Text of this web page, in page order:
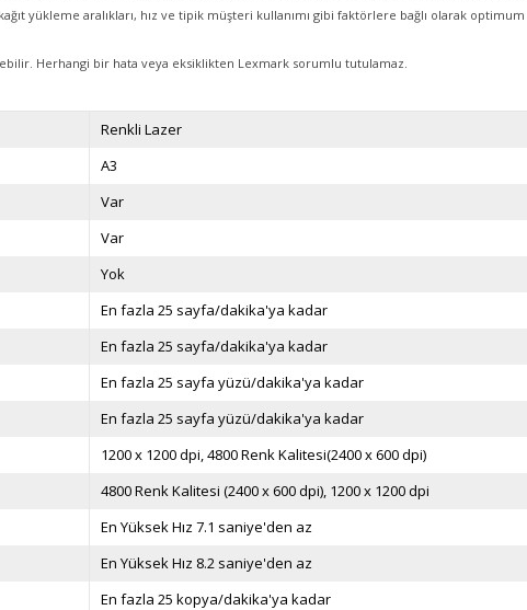
yükleme aralıkları, hız ve tipik müşteri kullanımı gibi faktörlere bağlı olarak
Herhangi bir hata veya eksiklikten Lexmark sorumlu tutulamaz.
Renkli Lazer
A3
Var
Var
Yok
En fazla 25 sayfa/dakika'ya kadar
En fazla 25 sayfa/dakika'ya kadar
En fazla 25 sayfa yüzü/dakika'ya kadar
En fazla 25 sayfa yüzü/dakika'ya kadar
1200 x 1200 dpi, 4800 Renk Kalitesi(2400 x 600 dpi)
4800 Renk Kalitesi (2400 x 600 dpi), 1200 x 1200 dpi
En Yüksek Hız 7.1 saniye'den az
En Yüksek Hız 8.2 saniye'den az
En fazla 25 kopya/dakika'ya kadar